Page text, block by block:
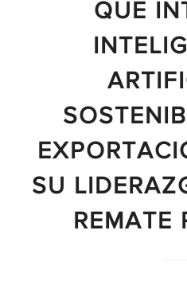
QUE
SU
REMATE